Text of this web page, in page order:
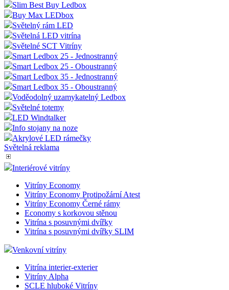
Slim Best Buy Ledbox
Buy Max LEDbox
Světelný rám LED
Světelná LED vitrína
Světelné SCT Vitríny
Smart Ledbox 25 - Jednostranný
Smart Ledbox 25 - Oboustranný
Smart Ledbox 35 - Jednostranný
Smart Ledbox 35 - Oboustranný
Voděodolný uzamykatelný Ledbox
Světelné totemy
LED Windtalker
Info stojany na noze
Akrylové LED rámečky
Světelná reklama
Interiérové vitríny
Vitríny Economy
Vitríny Economy Protipožární Atest
Vitríny Economy Černé rámy
Economy s korkovou stěnou
Vitrína s posuvnými dvířky
Vitrína s posuvnými dvířky SLIM
Venkovní vitríny
Vitrína interier-exterier
Vitríny Alpha
SCLE hluboké Vitríny